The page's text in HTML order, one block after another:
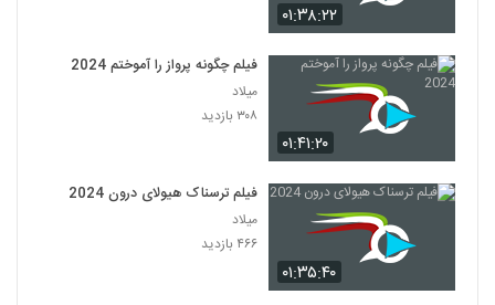
۰۱:۳۸:۲۲
۰۱:۴۱:۲۰
فیلم چگونه پرواز را آموختم 2024
میلاد
۳۰۸ بازدید
۰۱:۳۵:۴۰
فیلم ترسناک هیولای درون 2024
میلاد
۴۶۶ بازدید